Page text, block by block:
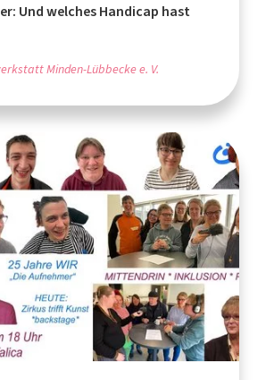
Und welches Handicap hast
Minden-Lübbecke e. V.